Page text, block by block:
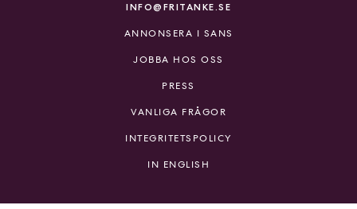
INFO@FRITANKE.SE
ANNONSERA I SANS
JOBBA HOS OSS
PRESS
VANLIGA FRÅGOR
INTEGRITETSPOLICY
IN ENGLISH